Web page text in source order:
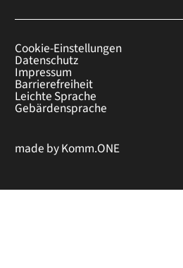
Cookie-Einstellungen
Datenschutz
Impressum
Barrierefreiheit
Leichte Sprache
Gebärdensprache
made byKomm.ONE